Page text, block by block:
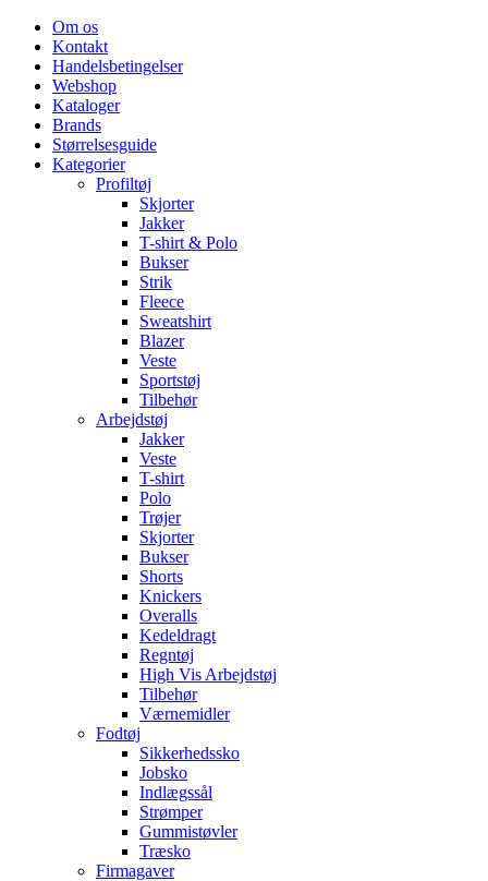
Om os
Kontakt
Handelsbetingelser
Webshop
Kataloger
Brands
Størrelsesguide
Kategorier
Profiltøj
Skjorter
Jakker
T-shirt & Polo
Bukser
Strik
Fleece
Sweatshirt
Blazer
Veste
Sportstøj
Tilbehør
Arbejdstøj
Jakker
Veste
T-shirt
Polo
Trøjer
Skjorter
Bukser
Shorts
Knickers
Overalls
Kedeldragt
Regntøj
High Vis Arbejdstøj
Tilbehør
Værnemidler
Fodtøj
Sikkerhedssko
Jobsko
Indlægssål
Strømper
Gummistøvler
Træsko
Firmagaver